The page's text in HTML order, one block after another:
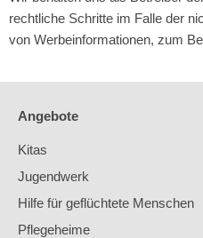
rechtliche Schritte im Falle der
von Werbeinformationen, zum
Angebote
Kitas
Jugendwerk
Hilfe für geflüchtete Menschen
Pflegeheime